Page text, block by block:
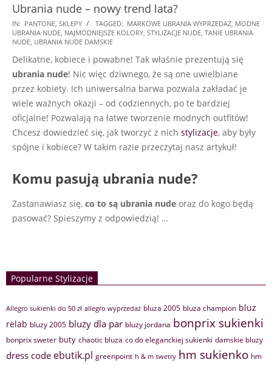
Ubrania nude – nowy trend lata?
2025-
03-
IN: PANTONE SKLEPY TAGGED: MARKOWE UBRANIA WYPRZEDAŻ MODNE
UBRANIA NUDE NAJMODNIEJSZE KOLORY STYLIZACJE NUDE TANIE UBRANIA
NUDE UBRANIA NUDE DAMSKIE
Delikatne, kobiece i powabne! Tak właśnie prezentują się
ubrania nude! Nic więc dziwnego, że są one uwielbiane
przez kobiety. Ich uniwersalna barwa pozwala zakładać je
wiele ważnych okazji – od codziennych, po te bardziej
oficjalne! Pozwalają na łatwe tworzenie modnych outfitów!
Chcesz dowiedzieć się, jak tworzyć z nich stylizacje, aby były
spójne i kobiece? W takim razie przeczytaj nasz artykuł!
Komu pasują ubrania nude?
Zastanawiasz się, co to są ubrania nude oraz do kogo będą
pasować? Spieszymy z odpowiedzią! …
Popularne Stylizacje
Allegro sukienki do 50 zł allegro wyprzedaż bluza 2005 bluza champion bluz
relab bluzy 2005 bluzy dla par bluzy jordana bonprix sukienki
bonprix sweter buty chaotic bluza co do eleganckiej sukienki damskie bluzy
dress code ebutik.pl greenpoint h & m swetry hm sukienko hm